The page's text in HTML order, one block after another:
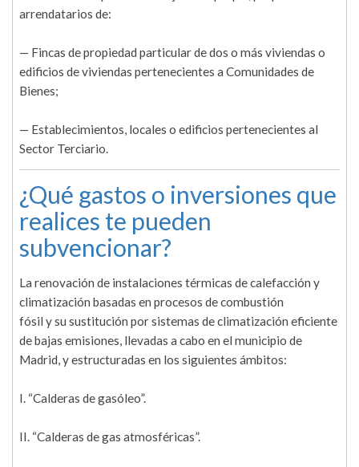
arrendatarios de:
— Fincas de propiedad particular de dos o más viviendas o
edificios de viviendas pertenecientes a Comunidades de
Bienes;
— Establecimientos, locales o edificios pertenecientes al
Sector Terciario.
¿Qué gastos o inversiones que
realices te pueden
subvencionar?
La renovación de instalaciones térmicas de calefacción y
climatización basadas en procesos de combustión
fósil y su sustitución por sistemas de climatización eficiente
de bajas emisiones, llevadas a cabo en el municipio de
Madrid, y estructuradas en los siguientes ámbitos:
I. “Calderas de gasóleo”.
II. “Calderas de gas atmosféricas”.